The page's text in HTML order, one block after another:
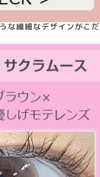
な繊細なデザインがこだ